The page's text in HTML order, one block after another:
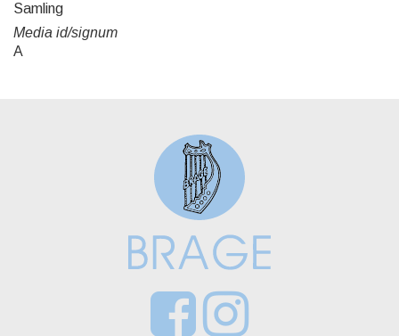
Samling
Media id/signum
A